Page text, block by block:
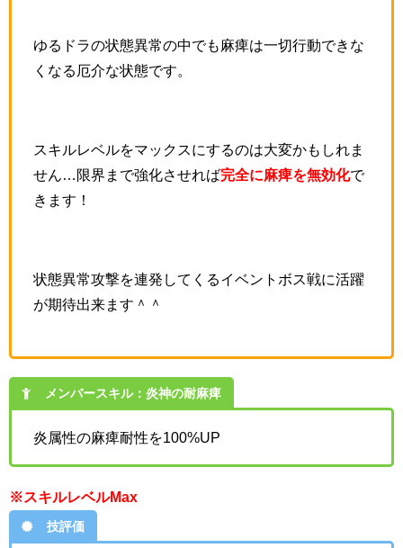
ゆるドラの状態異常の中でも麻痺は一切行動できな
くなる厄介な状態です。
スキルレベルをマックスにするのは大変かもしれま
せん…限界まで強化させれば完全に麻痺を無効化で
きます！
状態異常攻撃を連発してくるイベントボス戦に活躍
が期待出来ます＾＾
メンバースキル：炎神の耐麻痺
炎属性の麻痺耐性を100%UP
※スキルレベルMax
技評価